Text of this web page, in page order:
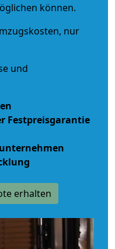
können.
nur
und
Festpreisgarantie
erhalten